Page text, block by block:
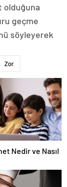
olduğuna
geçme
söyleyerek
Zor
Nedir ve Nasıl